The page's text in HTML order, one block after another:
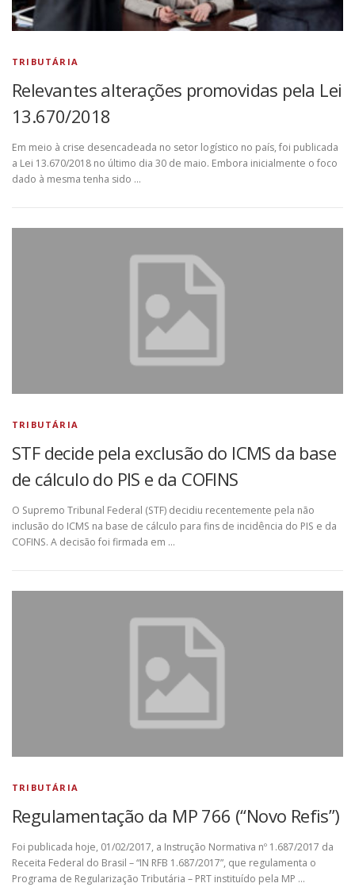
TRIBUTÁRIA
Relevantes alterações promovidas pela Lei
13.670/2018
Em meio à crise desencadeada no setor logístico no país, foi publicada
a Lei 13.670/2018 no último dia 30 de maio. Embora inicialmente o foco
dado à mesma tenha sido …
TRIBUTÁRIA
STF decide pela exclusão do ICMS da base
de cálculo do PIS e da COFINS
O Supremo Tribunal Federal (STF) decidiu recentemente pela não
inclusão do ICMS na base de cálculo para fins de incidência do PIS e da
COFINS. A decisão foi firmada em …
TRIBUTÁRIA
Regulamentação da MP 766 (“Novo Refis”)
Foi publicada hoje, 01/02/2017, a Instrução Normativa nº 1.687/2017 da
Receita Federal do Brasil – “IN RFB 1.687/2017”, que regulamenta o
Programa de Regularização Tributária – PRT instituído pela MP …